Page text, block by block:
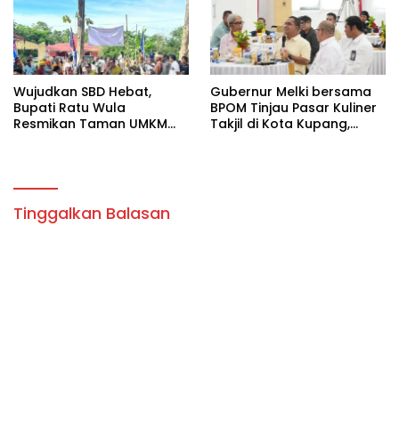
Wujudkan SBD Hebat,
Bupati Ratu Wula
Resmikan Taman UMKM
Gubernur Melki bersama
BPOM Tinjau Pasar Kuliner
Takjil di Kota Kupang,
Tinggalkan Balasan